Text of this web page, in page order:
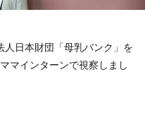
日本財団「母乳バンク」を
マインターンで視察しまし